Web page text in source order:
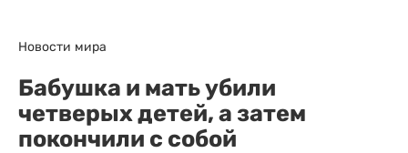
Новости мира
Бабушка и мать убили
четверых детей, а затем
покончили с собой